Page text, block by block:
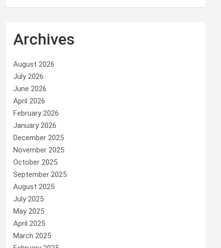
Archives
August 2026
July 2026
June 2026
April 2026
February 2026
January 2026
December 2025
November 2025
October 2025
September 2025
August 2025
July 2025
May 2025
April 2025
March 2025